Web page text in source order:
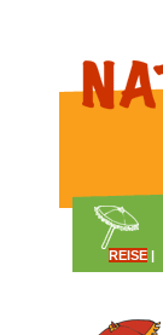
REISE |